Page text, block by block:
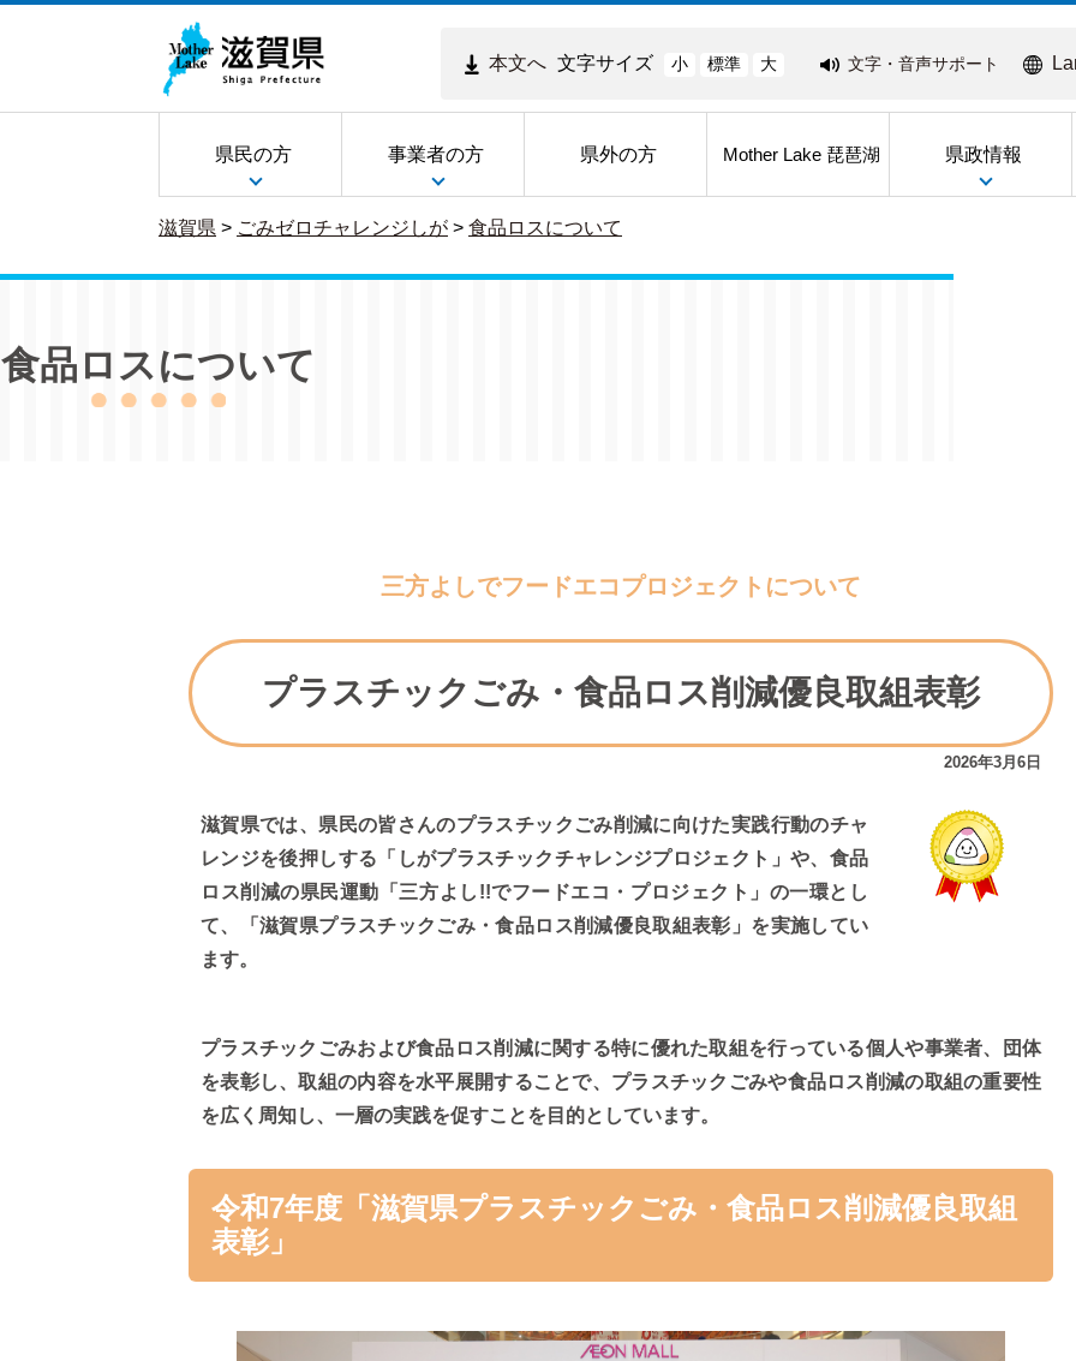
本文へ 文字サイズ 小 標準 大 文字・音声サポート
県民の方 事業者の方 県外の方 Mother Lake 琵琶湖 県政情報
滋賀県 > ごみゼロチャレンジしが > 食品ロスについて
食品ロスについて
三方よしでフードエコプロジェクトについて
プラスチックごみ・食品ロス削減優良取組表彰
2026年3月6日
滋賀県では、県民の皆さんのプラスチックごみ削減に向けた実践行動のチャ
レンジを後押しする「しがプラスチックチャレンジプロジェクト」や、食品
ロス削減の県民運動「三方よし!!でフードエコ・プロジェクト」の一環とし
て、「滋賀県プラスチックごみ・食品ロス削減優良取組表彰」を実施してい
ます。
プラスチックごみおよび食品ロス削減に関する特に優れた取組を行っている個人や事業者、団体
を表彰し、取組の内容を水平展開することで、プラスチックごみや食品ロス削減の取組の重要性
を広く周知し、一層の実践を促すことを目的としています。
令和7年度「滋賀県プラスチックごみ・食品ロス削減優良取組
表彰」